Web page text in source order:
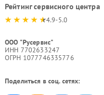
Рейтинг сервисного центра
4.9-5.0
ООО "Русервис"
ИНН 7702633247
ОГРН 1077746335776
Поделиться в соц. сетях: